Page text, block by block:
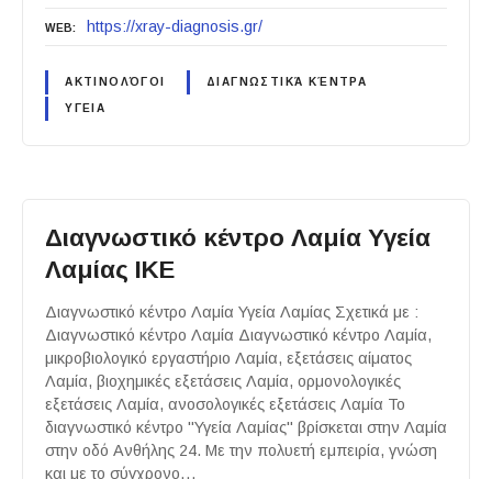
WEB https://xray-diagnosis.gr/
ΑΚΤΙΝΟΛΌΓΟΙ ΔΙΑΓΝΩΣΤΙΚΆ ΚΈΝΤΡΑ
ΥΓΕΙΑ
Διαγνωστικό κέντρο Λαμία Υγεία
Λαμίας ΙΚΕ
Διαγνωστικό κέντρο Λαμία Υγεία Λαμίας Σχετικά με :
Διαγνωστικό κέντρο Λαμία Διαγνωστικό κέντρο Λαμία,
μικροβιολογικό εργαστήριο Λαμία, εξετάσεις αίματος
Λαμία, βιοχημικές εξετάσεις Λαμία, ορμονολογικές
εξετάσεις Λαμία, ανοσολογικές εξετάσεις Λαμία Το
διαγνωστικό κέντρο "Υγεία Λαμίας" βρίσκεται στην Λαμία
στην οδό Ανθήλης 24. Με την πολυετή εμπειρία, γνώση
και με το σύγχρονο…